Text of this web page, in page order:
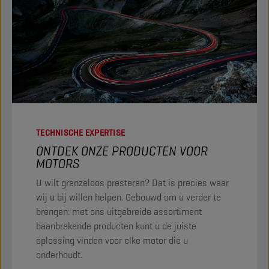
TECHNISCHE EXPERTISE
ONTDEK ONZE PRODUCTEN VOOR
MOTORS
U wilt grenzeloos presteren? Dat is precies waar
wij u bij willen helpen. Gebouwd om u verder te
brengen: met ons uitgebreide assortiment
baanbrekende producten kunt u de juiste
oplossing vinden voor elke motor die u
onderhoudt.